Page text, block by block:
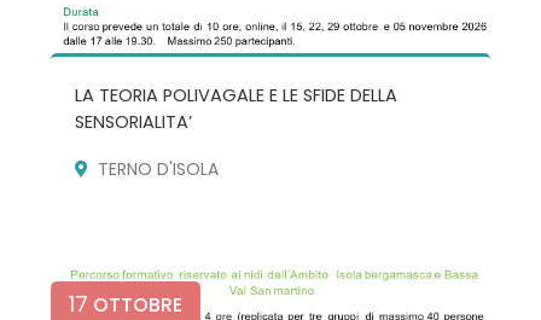
LA TEORIA POLIVAGALE E LE SFIDE DELLA
SENSORIALITA’
TERNO D'ISOLA
17 OTTOBRE